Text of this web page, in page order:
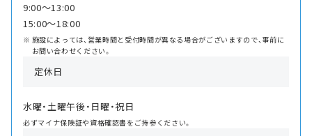
9:00〜13:00
15:00〜18:00
施設によっては、営業時間と受付時間が異なる場合がございますので、事前に
お問い合わせください。
定休日
水曜・土曜午後・日曜・祝日
必ずマイナ保険証や資格確認書をご持参ください。